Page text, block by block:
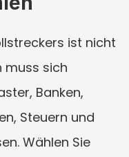
ist nicht
muss sich
Banken,
Steuern und
Wählen Sie